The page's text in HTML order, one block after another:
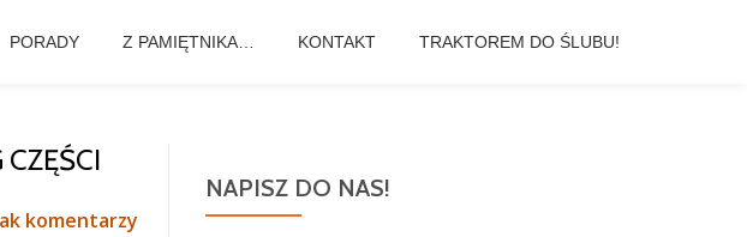
PORADY Z PAMIĘTNIKA… KONTAKT TRAKTOREM DO ŚLUBU!
komentarzy
NAPISZ DO NAS!